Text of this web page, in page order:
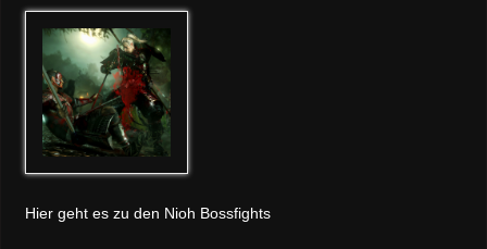
Hier geht es zu den Nioh Bossfights